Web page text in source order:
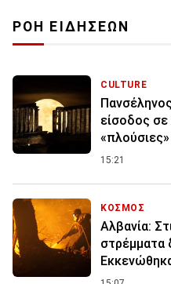
ΡΟΗ ΕΙΔΗΣΕΩΝ
CULTURE
είσοδος σε
15:21
ΚΟΣΜΟΣ
Αλβανία:
στρέμματα